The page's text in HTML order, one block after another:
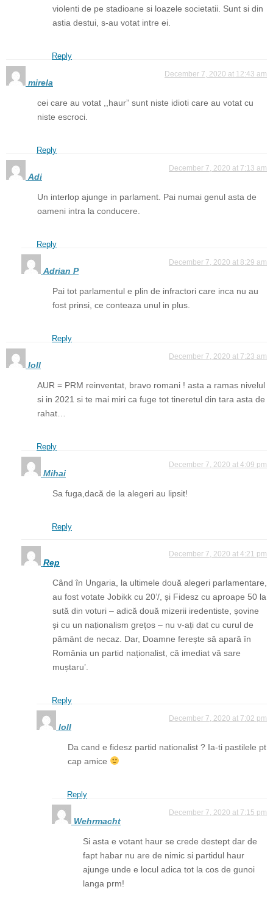
violenti de pe stadioane si loazele societatii. Sunt si din
astia destui, s-au votat intre ei.
Reply
mirela
December 7, 2020 at 12:43 am
cei care au votat ,,haur” sunt niste idioti care au votat cu
niste escroci.
Reply
Adi
December 7, 2020 at 7:13 am
Un interlop ajunge in parlament. Pai numai genul asta de
oameni intra la conducere.
Reply
Adrian P
December 7, 2020 at 8:29 am
Pai tot parlamentul e plin de infractori care inca nu au
fost prinsi, ce conteaza unul in plus.
Reply
loll
December 7, 2020 at 7:23 am
AUR = PRM reinventat, bravo romani ! asta a ramas nivelul
si in 2021 si te mai miri ca fuge tot tineretul din tara asta de
rahat…
Reply
Mihai
December 7, 2020 at 4:09 pm
Sa fuga,dacă de la alegeri au lipsit!
Reply
Rep
December 7, 2020 at 4:21 pm
Când în Ungaria, la ultimele două alegeri parlamentare,
au fost votate Jobikk cu 20’/, și Fidesz cu aproape 50 la
sută din voturi – adică două mizerii iredentiste, șovine
și cu un naționalism grețos – nu v-ați dat cu curul de
pământ de necaz. Dar, Doamne ferește să apară în
România un partid naționalist, că imediat vă sare
muștaru’.
Reply
loll
December 7, 2020 at 7:02 pm
Da cand e fidesz partid nationalist ? Ia-ti pastilele pt
cap amice
Reply
Wehrmacht
December 7, 2020 at 7:15 pm
Si asta e votant haur se crede destept dar de
fapt habar nu are de nimic si partidul haur
ajunge unde e locul adica tot la cos de gunoi
langa prm!